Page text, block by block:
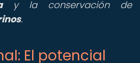
y la conservación de
.
El potencial